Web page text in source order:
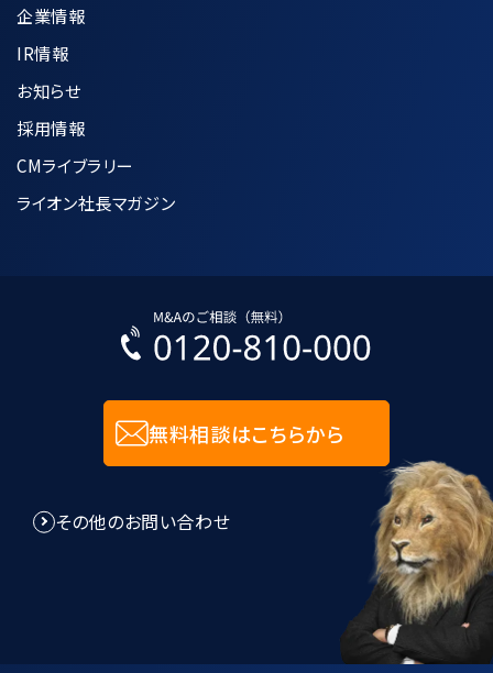
企業情報
IR情報
お知らせ
採用情報
CMライブラリー
ライオン社長マガジン
無料相談はこちらから
その他のお問い合わせ